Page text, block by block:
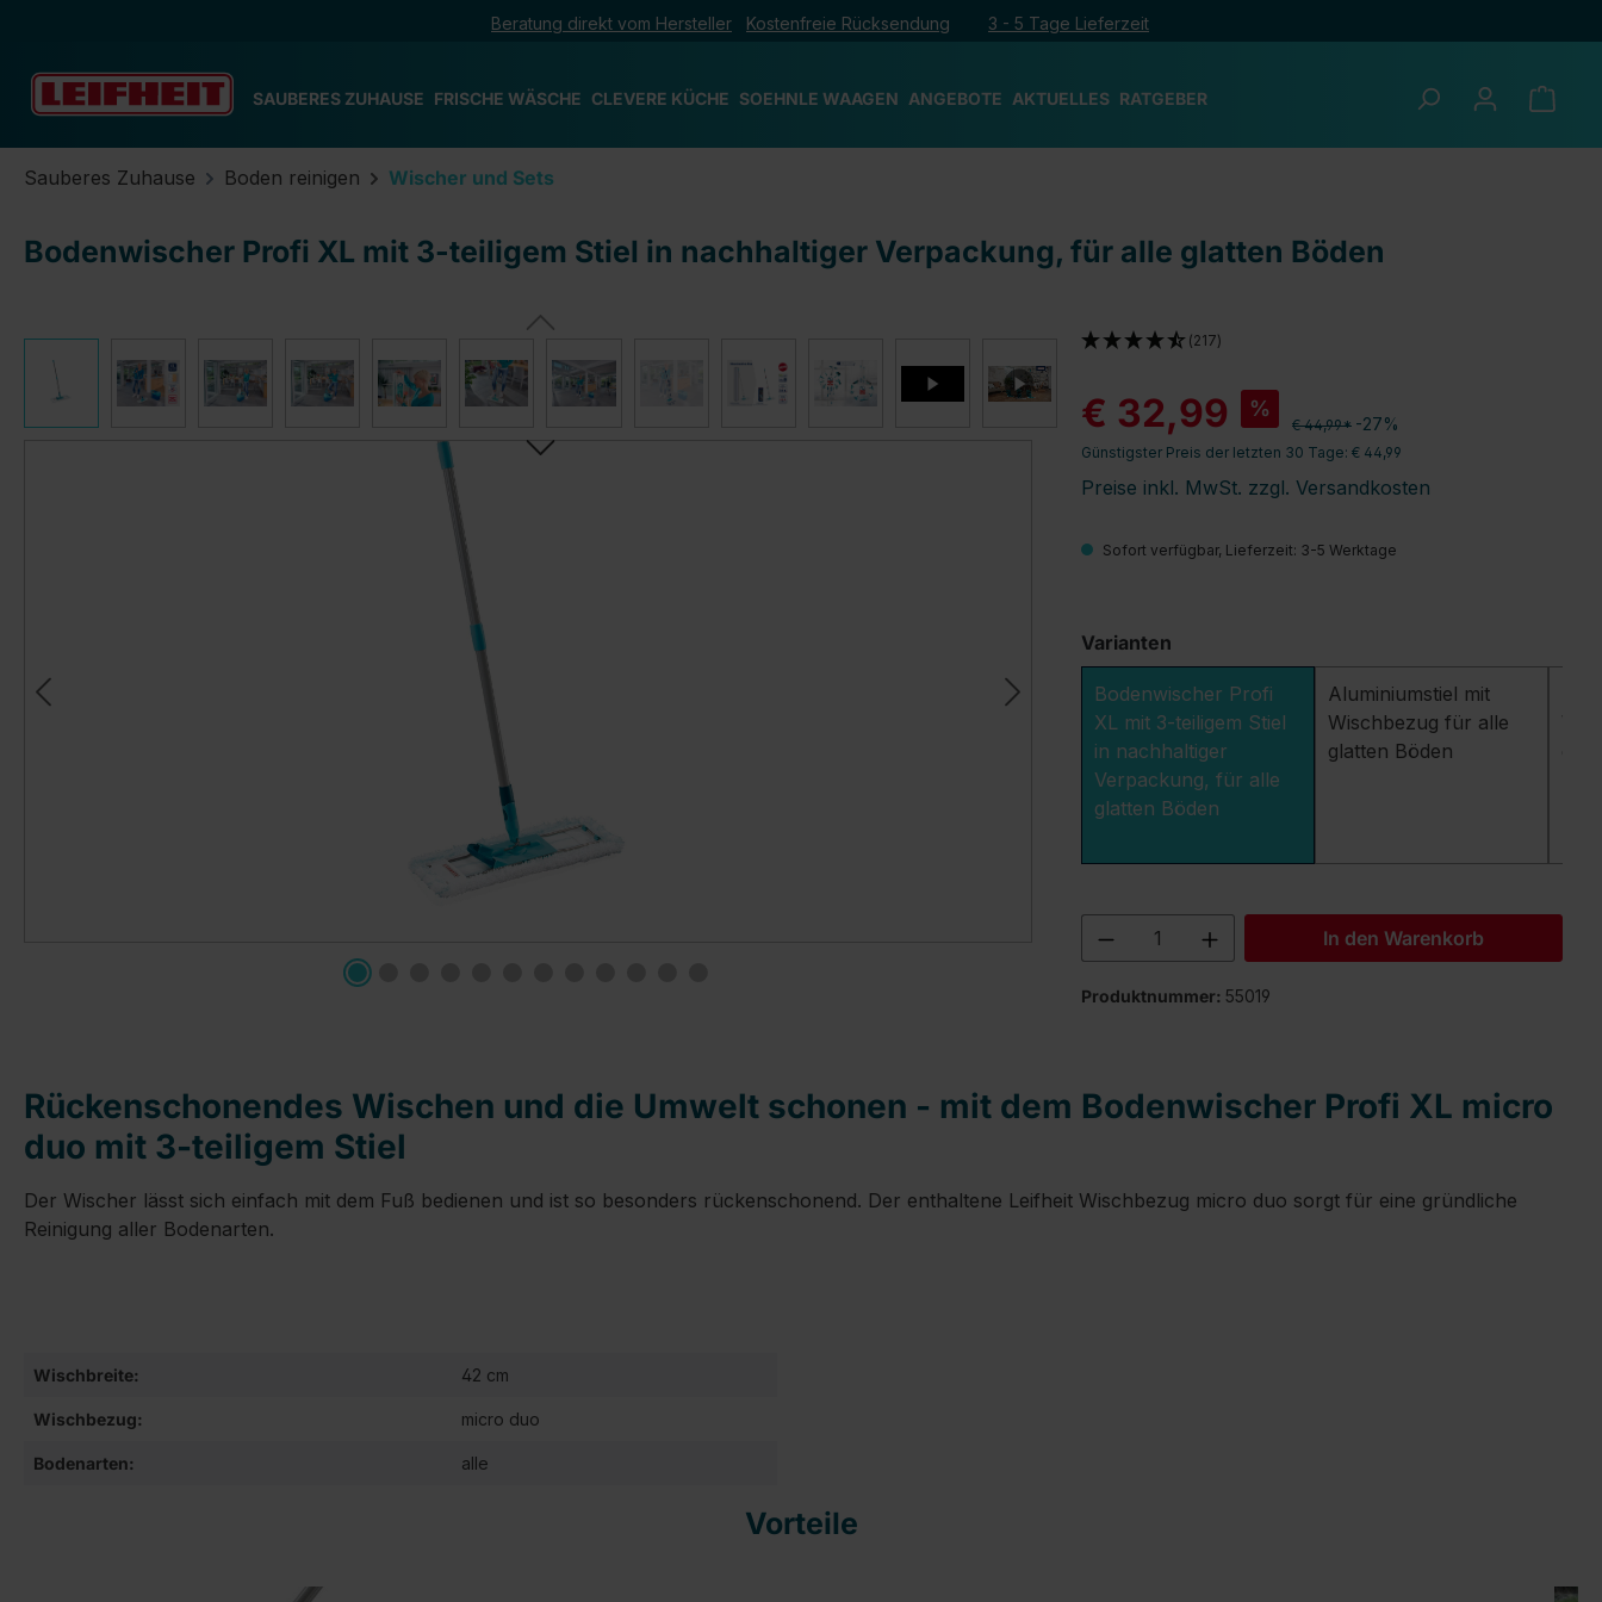
Beratung direkt vom Hersteller Kostenfreie Rücksendung 3 - 5 Tage Lieferzeit
SAUBERES ZUHAUSE FRISCHE WÄSCHE CLEVERE KÜCHE SOEHNLE WAAGEN ANGEBOTE AKTUELLES RATGEBER
Sauberes Zuhause Boden reinigen Wischer und Sets
Bodenwischer Profi XL mit 3-teiligem Stiel in nachhaltiger Verpackung, für alle glatten Böden
€ 32,99 %
€ 44,99* -27%
Günstigster Preis der letzten 30 Tage: € 44,99
Preise inkl. MwSt. zzgl. Versandkosten
(217)
Sofort verfügbar, Lieferzeit: 3-5 Werktage
Varianten
Bodenwischer Profi
XL mit 3-teiligem Stiel
in nachhaltiger
Verpackung, für alle
glatten Böden
Aluminiumstiel mit
Wischbezug für alle
glatten Böden
Produkt Anzahl: Gib den
In den Warenkorb
Produktnummer: 55019
Rückenschonendes Wischen und die Umwelt schonen - mit dem Bodenwischer Profi XL micro
duo mit 3-teiligem Stiel
Der Wischer lässt sich einfach mit dem Fuß bedienen und ist so besonders rückenschonend. Der enthaltene Leifheit Wischbezug micro duo sorgt für eine gründliche
Reinigung aller Bodenarten.
Wischbreite: 42 cm
Wischbezug: micro duo
Bodenarten: alle
Vorteile